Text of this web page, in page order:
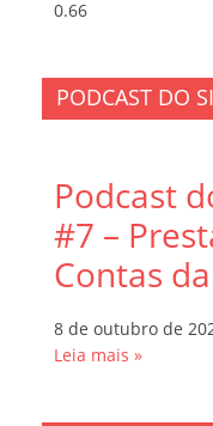
PODCAST DO
Podcast
#7 –
Contas
8 de outubro de
Leia mais »